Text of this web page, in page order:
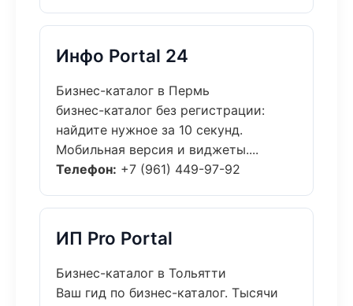
Инфо Portal 24
Бизнес-каталог в Пермь
бизнес-каталог без регистрации:
найдите нужное за 10 секунд.
Мобильная версия и виджеты....
Телефон: +7 (961) 449-97-92
ИП Pro Portal
Бизнес-каталог в Тольятти
Ваш гид по бизнес-каталог. Тысячи